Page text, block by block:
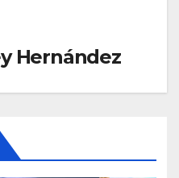
Hernández